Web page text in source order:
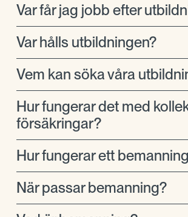
Var får jag jobb efter
Var hålls utbildningen?
Vem kan söka våra
Hur fungerar det med
försäkringar?
Hur fungerar ett
När passar bemanning?